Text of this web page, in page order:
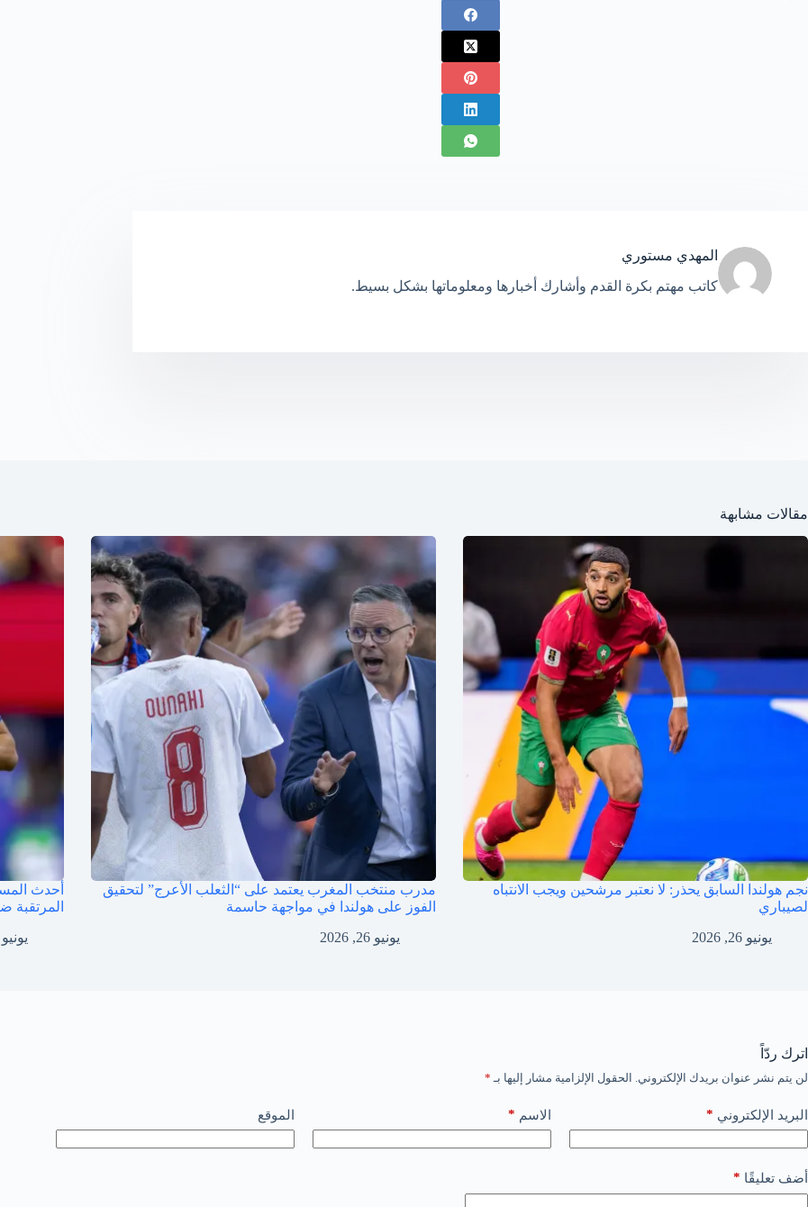
المهدي مستوري
كاتب مهتم بكرة القدم وأشارك أخبارها ومعلوماتها بشكل بسيط.
مقالات مشابهة
نجم هولندا السابق يحذر: لا نعتبر مرشحين ويجب الانتباه
لصيباري
يونيو 26, 2026
مدرب منتخب المغرب يعتمد على “الثعلب الأعرج” لتحقيق
الفوز على هولندا في مواجهة حاسمة
يونيو 26, 2026
أحدث
المرتقبة
يونيو 26,
اترك ردّاً
لن يتم نشر عنوان بريدك الإلكتروني. الحقول الإلزامية مشار إليها بـ *
البريد الإلكتروني * الاسم * الموقع
أضف تعليقًا *